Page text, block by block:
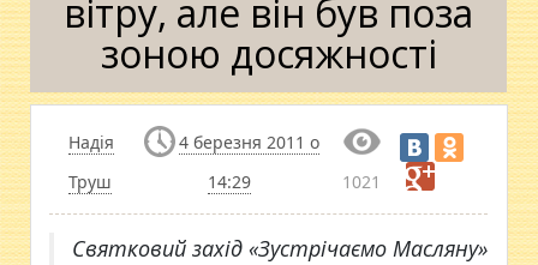
вітру, але він був поза
зоною досяжності
Надія
Труш
4 березня 2011 о
14:29
1021
Святковий захід «Зустрічаємо Масляну»